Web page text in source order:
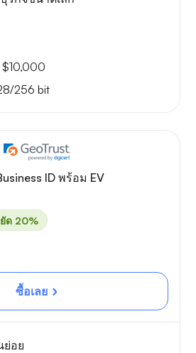
$10,000
256 bit
ID พร้อม EV
ด 20%
ซื้อเลย
ย่อย